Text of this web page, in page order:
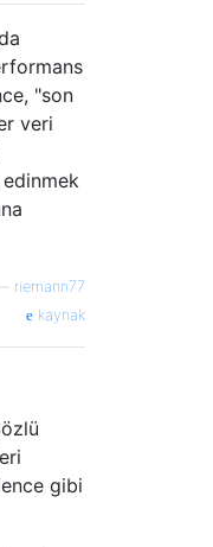
"son
veri
riemann77
kaynak
gibi